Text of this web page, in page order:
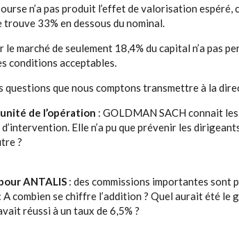
n’a pas produit l’effet de valorisation espéré,
trouve 33% en dessous du nominal.
le marché de seulement 18,4% du capital n’a pas
conditions acceptables.
questions que nous comptons transmettre à la
de l’opération : GOLDMAN SACH connait
Elle n’a pu que prévenir les
?
ANTALIS : des commissions importantes sont
A combien se chiffre l’addition ? Quel aurait été le
réussi à un taux de 6,5% ?